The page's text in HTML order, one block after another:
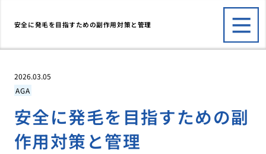
安全に発毛を目指すための副作用対策と管理
2026.03.05
AGA
安全に発毛を目指すための副
作用対策と管理